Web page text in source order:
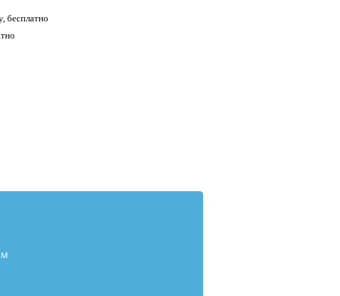
бесплатно